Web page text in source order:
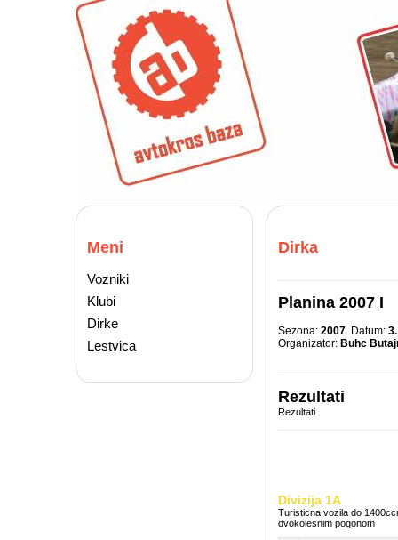
Meni
Vozniki
Klubi
Dirke
Lestvica
Dirka
Planina 2007 I
Sezona: 2007 Datum:
Organizator: Buhc
Rezultati
Rezultati
Divizija 1A
Turisticna vozila do
dvokolesnim pogonom